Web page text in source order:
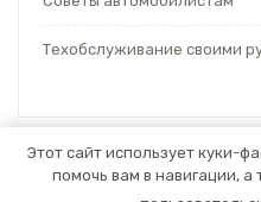
Техобслуживание своими
Этот сайт использует куки-
помочь вам в навигации,